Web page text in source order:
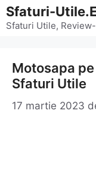
Sari
la
Sfaturi-
Sfaturi Utile,
Motosapa
Sfaturi Utile
17 martie 2023